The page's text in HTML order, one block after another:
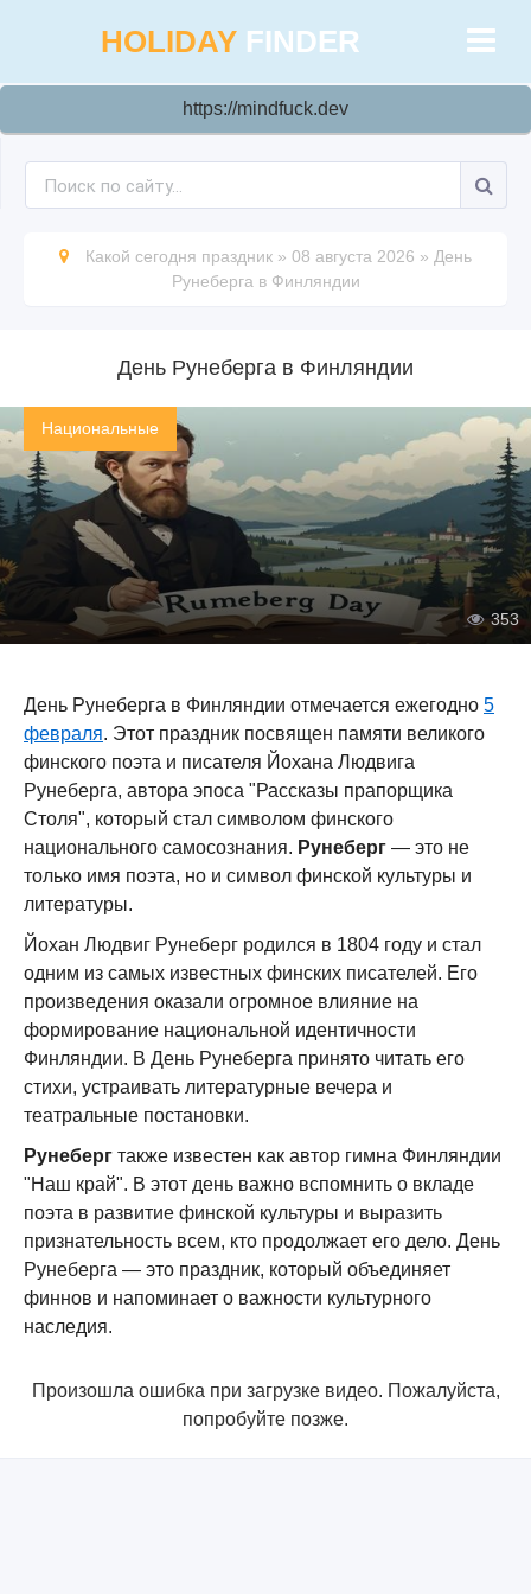
HOLIDAY FINDER
https://mindfuck.dev
Какой сегодня праздник » 08 августа 2026 » День
Рунеберга в Финляндии
День Рунеберга в Финляндии
Национальные
353
День Рунеберга в Финляндии отмечается ежегодно 5
февраля. Этот праздник посвящен памяти великого
финского поэта и писателя Йохана Людвига
Рунеберга, автора эпоса "Рассказы прапорщика
Столя", который стал символом финского
национального самосознания. Рунеберг — это не
только имя поэта, но и символ финской культуры и
литературы.
Йохан Людвиг Рунеберг родился в 1804 году и стал
одним из самых известных финских писателей. Его
произведения оказали огромное влияние на
формирование национальной идентичности
Финляндии. В День Рунеберга принято читать его
стихи, устраивать литературные вечера и
театральные постановки.
Рунеберг также известен как автор гимна Финляндии
"Наш край". В этот день важно вспомнить о вкладе
поэта в развитие финской культуры и выразить
признательность всем, кто продолжает его дело. День
Рунеберга — это праздник, который объединяет
финнов и напоминает о важности культурного
наследия.
Произошла ошибка при загрузке видео. Пожалуйста,
попробуйте позже.